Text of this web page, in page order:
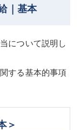
｜基本
について説明し
する基本的事項
＞